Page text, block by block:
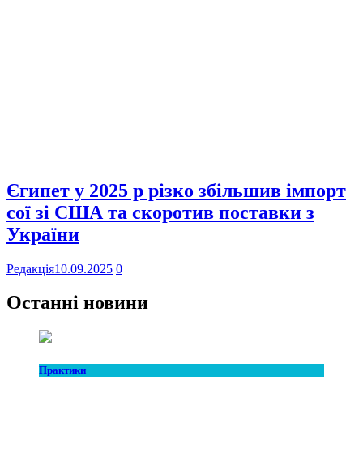
Єгипет у 2025 р різко збільшив імпорт
сої зі США та скоротив поставки з
України
Редакція10.09.2025 0
Останні новини
Практики